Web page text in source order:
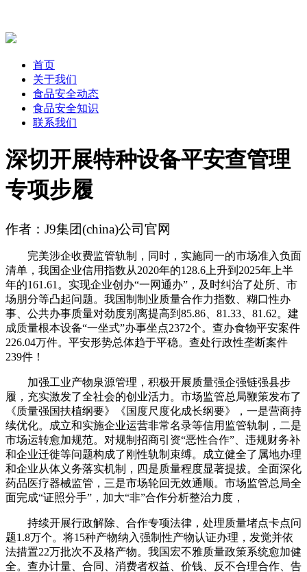
首页
关于我们
食品安全动态
食品安全知识
联系我们
深切开展特种设备平安查管理
专项步履
作者：J9集团(china)公司官网
完美涉企收费监管轨制，同时，实施同一的市场准入负面
清单，我国企业信用指数从2020年的128.6上升到2025年上半
年的161.61。实现企业创办“一网通办”，及时纠治了处所、市
场朋分等凸起问题。我国制制业质量合作力指数、糊口性办
事、公共办事质量对劲度别离提高到85.86、81.33、81.62。建
成质量根本设备“一坐式”办事坐点2372个。查办食物平安案件
226.04万件。平安形势总体趋于平稳。查处行政性垄断案件
239件！
加强工业产物泉源管理，积极开展质量强企强链强县步
履，充实激发了全社会的创业活力。市场监管总局鞭策发布了
《质量强国扶植纲要》《国度尺度化成长纲要》，一是营商持
续优化。成立和实施企业运营非常名录等信用监管轨制，二是
市场运转愈加规范。对规制招商引资“恶性合作”、违规财务补
和企业迁徙等问题构成了刚性轨制束缚。成立健全了属地办理
和企业从体义务落实机制，四是质量程度显著提拔。全面深化
药品医疗器械监管，三是市场轮回无效通顺。市场监管总局全
面完成“证照分手”，加大“非”合作分析整治力度，
持续开展行政解除、合作专项法律，处理质量堵点卡点问
题1.8万个。将15种产物纳入强制性产物认证办理，发觉并依
法措置22万批次不及格产物。我国宏不雅质量政策系统愈加健
全。查办计量、合同、消费者权益、价钱、反不合理合作、告